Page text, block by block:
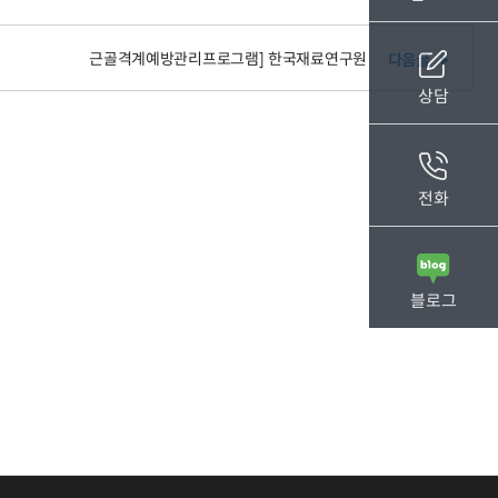
근골격계예방관리프로그램] 한국재료연구원
상담
전화
블로그